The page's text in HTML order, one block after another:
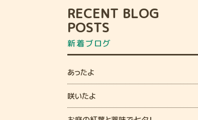
RECENT BLOG
POSTS
新着ブログ
あったよ
咲いたよ